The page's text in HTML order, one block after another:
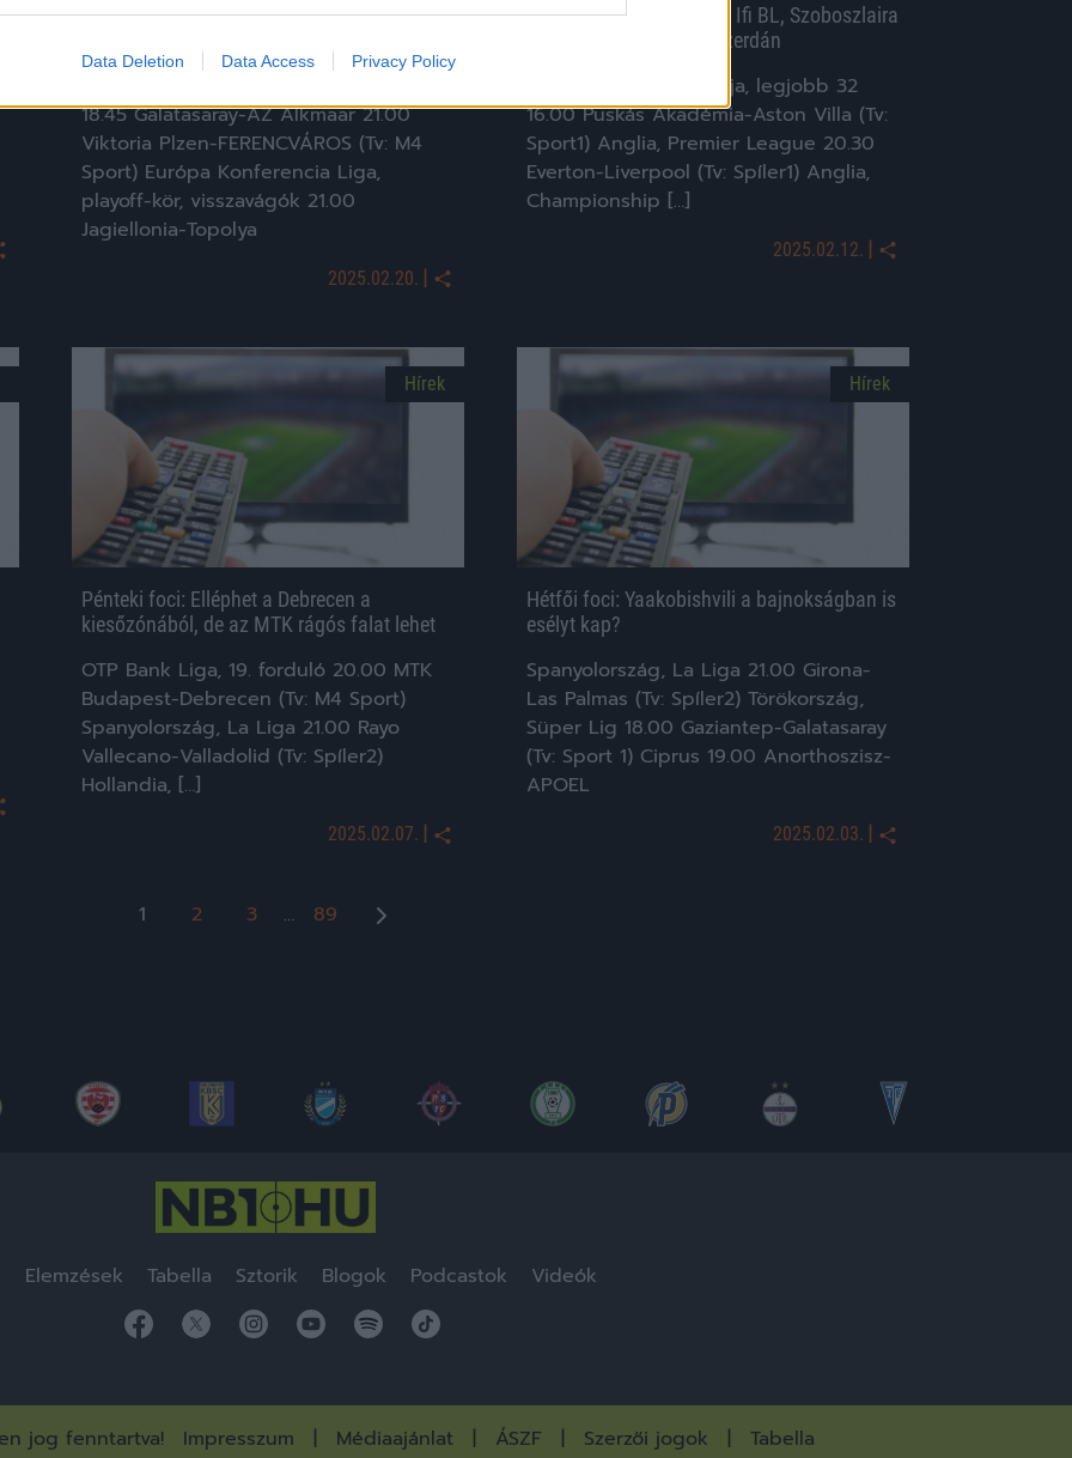
Data Deletion Data Access Privacy Policy
Csütörtöki foci: Továbbjuthat a Fradi az
18.45 Galatasaray-AZ Alkmaar 21.00
Viktoria Plzen-FERENCVÁROS (Tv: M4
Sport) Európa Konferencia Liga,
playoff-kör, visszavágók 21.00
Jagiellonia-Topolya
2025.02.20. |
Szerdai foci: A Puskásra Ifi BL, Szoboszlaira
liverpooli rangadó vár szerdán
Ifjúsági Bajnokok Ligája, legjobb 32
16.00 Puskás Akadémia-Aston Villa (Tv:
Sport1) Anglia, Premier League 20.30
Everton-Liverpool (Tv: Spíler1) Anglia,
Championship […]
2025.02.12. |
Hírek
Pénteki foci: Elléphet a Debrecen a
kiesőzónából, de az MTK rágós falat lehet
OTP Bank Liga, 19. forduló 20.00 MTK
Budapest-Debrecen (Tv: M4 Sport)
Spanyolország, La Liga 21.00 Rayo
Vallecano-Valladolid (Tv: Spíler2)
Hollandia, […]
2025.02.07. |
Hírek
Hétfői foci: Yaakobishvili a bajnokságban is
esélyt kap?
Spanyolország, La Liga 21.00 Girona-
Las Palmas (Tv: Spíler2) Törökország,
Süper Lig 18.00 Gaziantep-Galatasaray
(Tv: Sport 1) Ciprus 19.00 Anorthoszisz-
APOEL
2025.02.03. |
Bejegyzések
1 2 3 … 89
Elemzések Tabella Sztorik Blogok Podcastok Videók
jog fenntartva! Impresszum Médiaajánlat ÁSZF Szerzői jogok Tabella